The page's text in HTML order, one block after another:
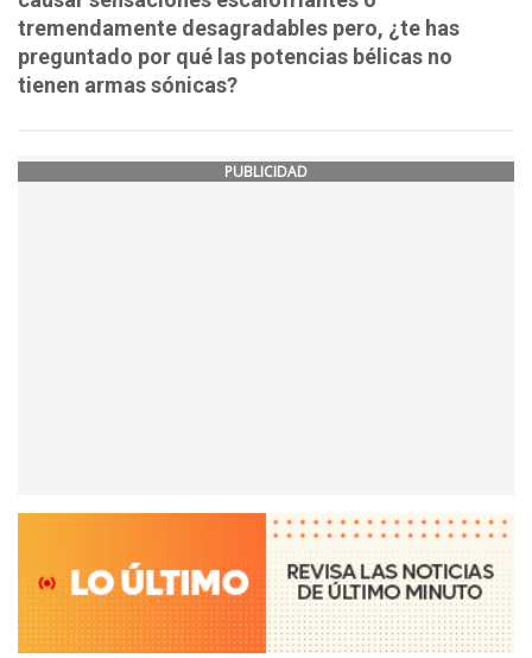
tremendamente desagradables pero, ¿te has
preguntado por qué las potencias bélicas no
tienen armas sónicas?
PUBLICIDAD